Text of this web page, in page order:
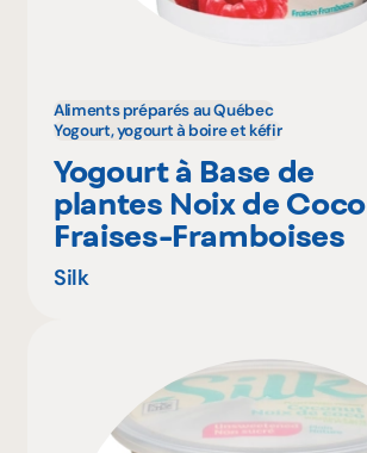
Aliments préparés au Québec
Yogourt, yogourt à boire et kéfir
Yogourt à Base de
plantes Noix de Coco
Fraises-Framboises
Silk